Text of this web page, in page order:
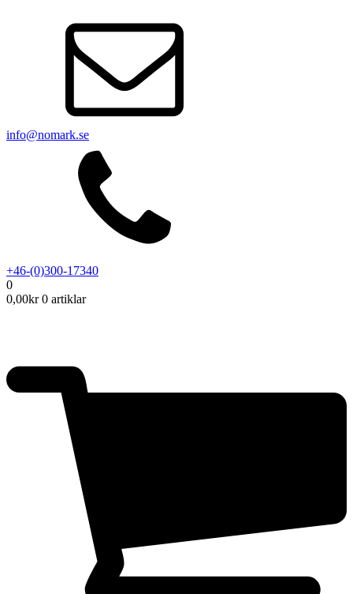
info@nomark.se
+46-(0)300-17340
0
0,00kr 0 artiklar